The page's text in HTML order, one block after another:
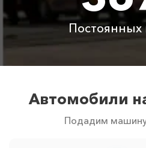
автомобилей в г Ростов-
сообщит
Постоянных
Автомобили
Подадим